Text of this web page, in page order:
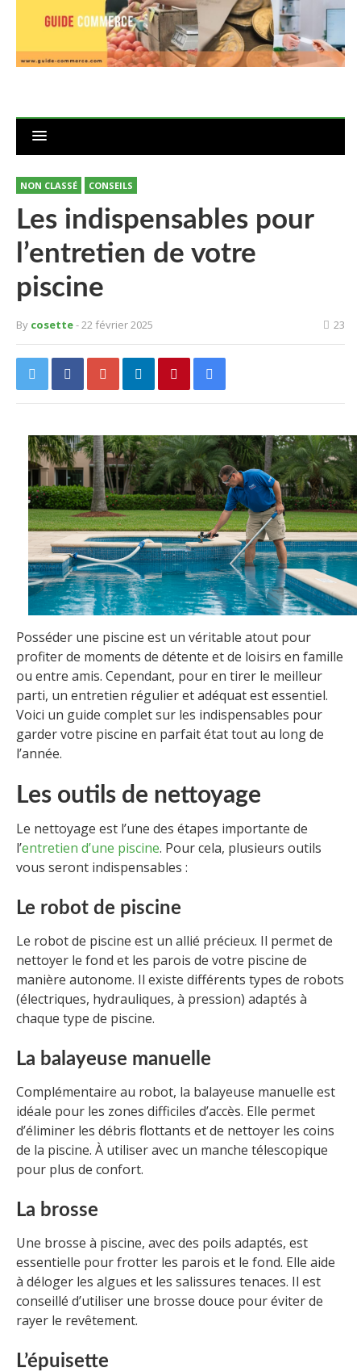
NON CLASSÉ CONSEILS
Les indispensables pour
l’entretien de votre
piscine
By cosette- 22 février 2025 23
Posséder une piscine est un véritable atout pour
profiter de moments de détente et de loisirs en famille
ou entre amis. Cependant, pour en tirer le meilleur
parti, un entretien régulier et adéquat est essentiel.
Voici un guide complet sur les indispensables pour
garder votre piscine en parfait état tout au long de
l’année.
Les outils de nettoyage
Le nettoyage est l’une des étapes importante de
l’entretien d’une piscine. Pour cela, plusieurs outils
vous seront indispensables :
Le robot de piscine
Le robot de piscine est un allié précieux. Il permet de
nettoyer le fond et les parois de votre piscine de
manière autonome. Il existe différents types de robots
(électriques, hydrauliques, à pression) adaptés à
chaque type de piscine.
La balayeuse manuelle
Complémentaire au robot, la balayeuse manuelle est
idéale pour les zones difficiles d’accès. Elle permet
d’éliminer les débris flottants et de nettoyer les coins
de la piscine. À utiliser avec un manche télescopique
pour plus de confort.
La brosse
Une brosse à piscine, avec des poils adaptés, est
essentielle pour frotter les parois et le fond. Elle aide
à déloger les algues et les salissures tenaces. Il est
conseillé d’utiliser une brosse douce pour éviter de
rayer le revêtement.
L’épuisette